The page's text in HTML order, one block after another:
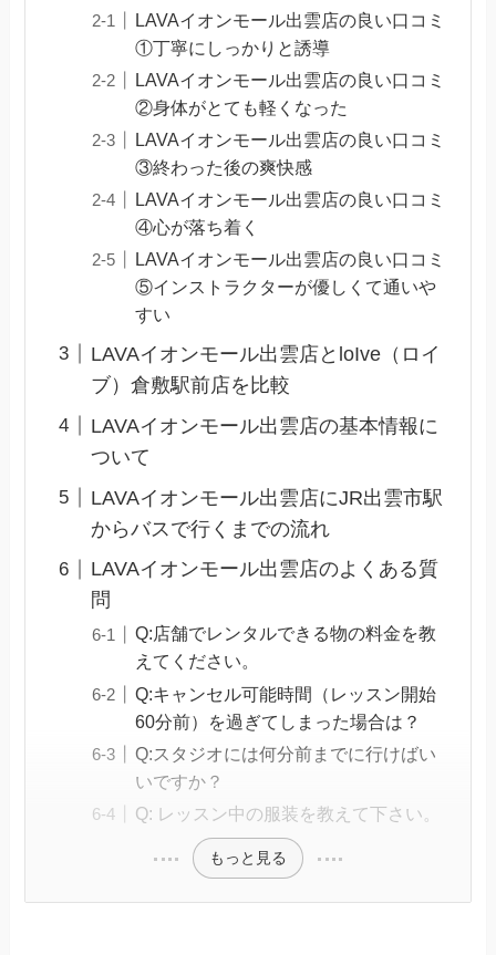
LAVAイオンモール出雲店の良い口コミ
①丁寧にしっかりと誘導
LAVAイオンモール出雲店の良い口コミ
②身体がとても軽くなった
LAVAイオンモール出雲店の良い口コミ
③終わった後の爽快感
LAVAイオンモール出雲店の良い口コミ
④心が落ち着く
LAVAイオンモール出雲店の良い口コミ
⑤インストラクターが優しくて通いや
すい
LAVAイオンモール出雲店とloIve（ロイ
ブ）倉敷駅前店を比較
LAVAイオンモール出雲店の基本情報に
ついて
LAVAイオンモール出雲店にJR出雲市駅
からバスで行くまでの流れ
LAVAイオンモール出雲店のよくある質
問
Q:店舗でレンタルできる物の料金を教
えてください。
Q:キャンセル可能時間（レッスン開始
60分前）を過ぎてしまった場合は？
Q:スタジオには何分前までに行けばい
いですか？
Q: レッスン中の服装を教えて下さい。
もっと見る